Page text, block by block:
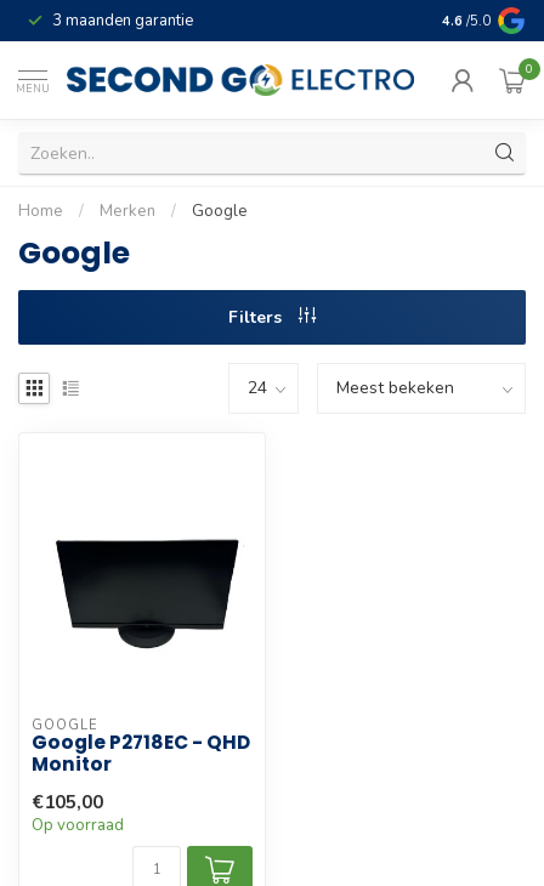
3 maanden garantie Geld terug
4.6 /5.0
MENU
0
Home / Merken / Google
Google
Filters
GOOGLE
Google P2718EC - QHD
Monitor
€105,00
Op voorraad